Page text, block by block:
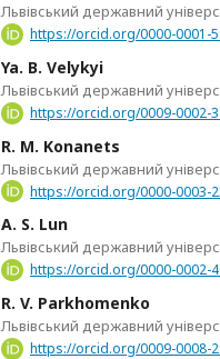
Львівський державний
https://orcid.org/0000-0001-
Ya. B. Velykyi
Львівський державний
https://orcid.org/0009-0002-
R. M. Konanets
Львівський державний
https://orcid.org/0000-0003-
A. S. Lun
Львівський державний
https://orcid.org/0000-0002-
R. V. Parkhomenko
Львівський державний
https://orcid.org/0009-0008-